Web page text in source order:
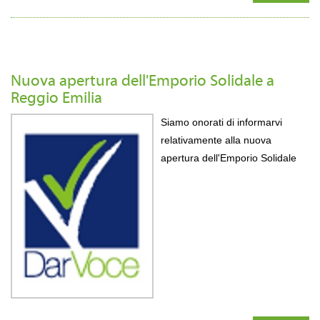
Nuova apertura dell'Emporio Solidale a
Reggio Emilia
Siamo onorati di informarvi
relativamente alla nuova
apertura dell'Emporio Solidale